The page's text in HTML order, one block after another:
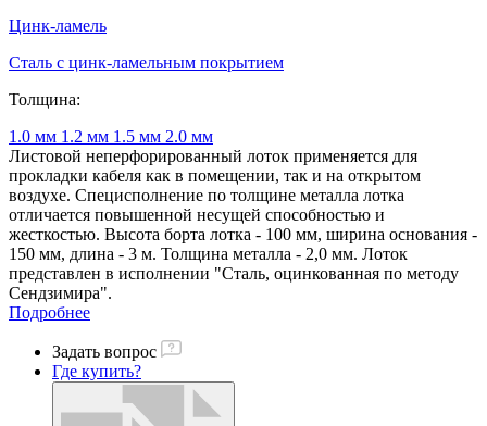
Цинк-ламель
Сталь с цинк-ламельным покрытием
Толщина:
1.0 мм 1.2 мм 1.5 мм 2.0 мм
Листовой неперфорированный лоток применяется для
прокладки кабеля как в помещении, так и на открытом
воздухе. Специсполнение по толщине металла лотка
отличается повышенной несущей способностью и
жесткостью. Высота борта лотка - 100 мм, ширина основания -
150 мм, длина - 3 м. Толщина металла - 2,0 мм. Лоток
представлен в исполнении "Сталь, оцинкованная по методу
Сендзимира".
Подробнее
Задать вопрос
Где купить?